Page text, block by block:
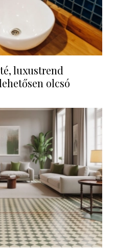
luxustrend
olcsó